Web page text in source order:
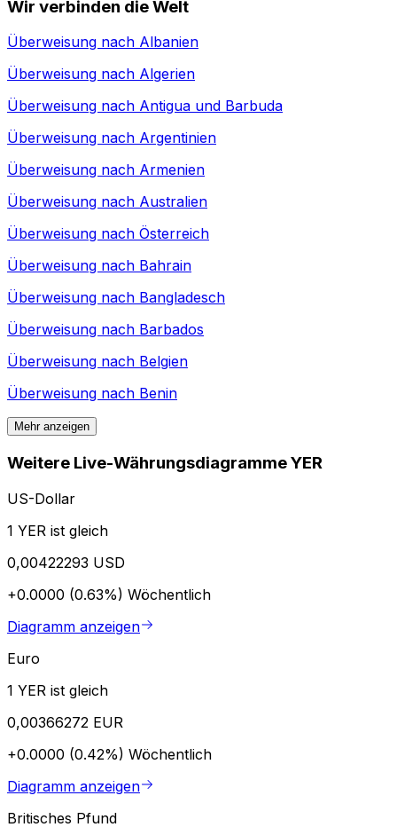
Wir verbinden die Welt
Überweisung nach Albanien
Überweisung nach Algerien
Überweisung nach Antigua und Barbuda
Überweisung nach Argentinien
Überweisung nach Armenien
Überweisung nach Australien
Überweisung nach Österreich
Überweisung nach Bahrain
Überweisung nach Bangladesch
Überweisung nach Barbados
Überweisung nach Belgien
Überweisung nach Benin
Mehr anzeigen
Weitere Live-Währungsdiagramme YER
US-Dollar
1 YER ist gleich
0,00422293 USD
+0.0000 (0.63%) Wöchentlich
Diagramm anzeigen
Euro
1 YER ist gleich
0,00366272 EUR
+0.0000 (0.42%) Wöchentlich
Diagramm anzeigen
Britisches Pfund